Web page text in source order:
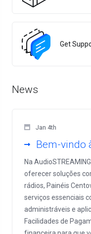
Get
News
Jan 4th
Bem-vindo
Na
oferecer soluções
rádios, Painéis
serviços essenciais
administráveis e
Facilidades de